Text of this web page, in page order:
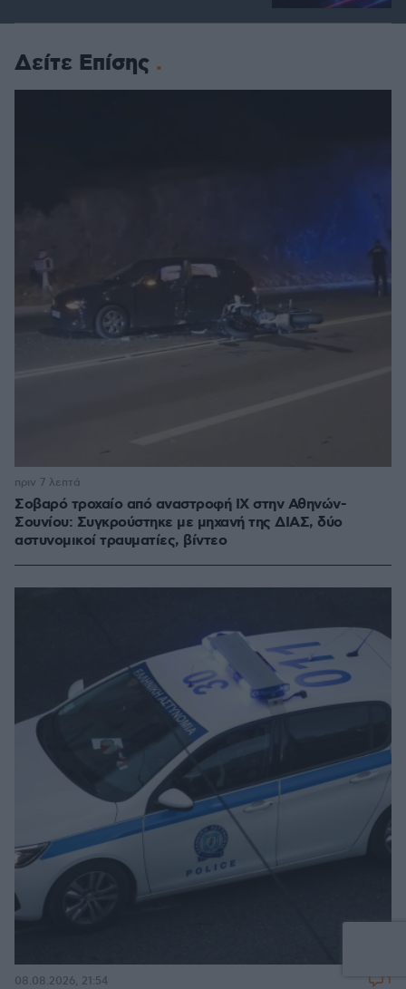
Δείτε Επίσης
Σοβαρό τροχαίο από αναστροφή ΙΧ στην Αθηνών-
Σουνίου: Συγκρούστηκε με μηχανή της ΔΙΑΣ, δύο
αστυνομικοί τραυματίες, βίντεο
πριν 7 λεπτά
08.08.2026, 21:54 1